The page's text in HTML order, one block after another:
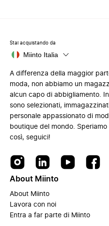
Stai acquistando da
Miinto Italia
A differenza della maggior
moda, non abbiamo un
alcun capo di abbigliamento.
sono selezionati,
personale appassionato di
boutique del mondo.
così, seguici!
About Miinto
About Miinto
Lavora con noi
Entra a far parte di Miinto